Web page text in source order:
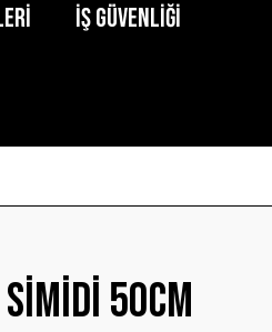
İŞ GÜVENLİĞİ
50cm